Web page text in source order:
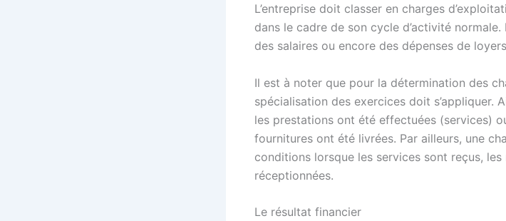
L’entreprise doit classer en charges
dans le cadre de son cycle d’activité normale.
des salaires ou encore des dépenses de
Il est à noter que pour la détermination des
spécialisation des exercices doit s’appliquer.
les prestations ont été effectuées (services)
fournitures ont été livrées. Par ailleurs, une
conditions lorsque les services sont reçus,
réceptionnées.
Le résultat financier